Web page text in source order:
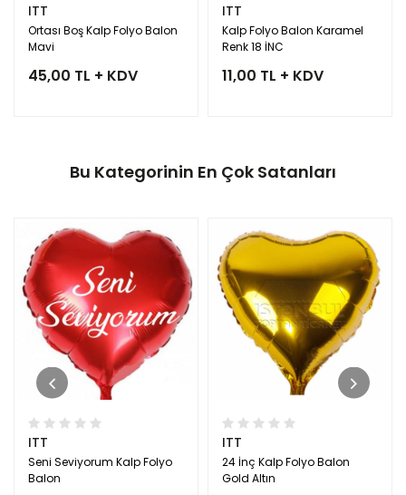
ITT
Ortası Boş Kalp Folyo Balon
Mavi
45,00 TL + KDV
ITT
Kalp Folyo Balon Karamel
Renk 18 İNC
11,00 TL + KDV
Bu Kategorinin En Çok Satanları
ITT
Seni Seviyorum Kalp Folyo
Balon
ITT
24 İnç Kalp Folyo Balon
Gold Altın